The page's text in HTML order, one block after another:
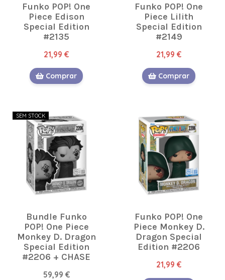
Funko POP! One
Piece Edison
Special Edition
#2135
21,99 €
Comprar
Funko POP! One
Piece Lilith
Special Edition
#2149
21,99 €
Comprar
SEM STOCK
Bundle Funko
POP! One Piece
Monkey D. Dragon
Special Edition
#2206 + CHASE
59,99 €
Funko POP! One
Piece Monkey D.
Dragon Special
Edition #2206
21,99 €